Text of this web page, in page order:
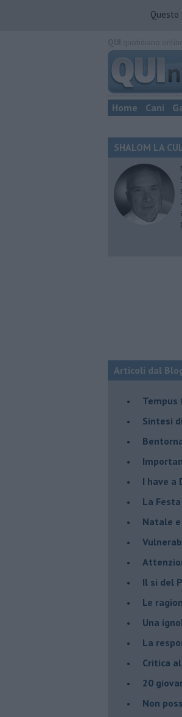
Home Cani
SHALOM LA
Articoli dal
​Tempus
​Sintesi
​I have a
La
Natale
Il si del
Le
​Una
La
Critica
20
​Non